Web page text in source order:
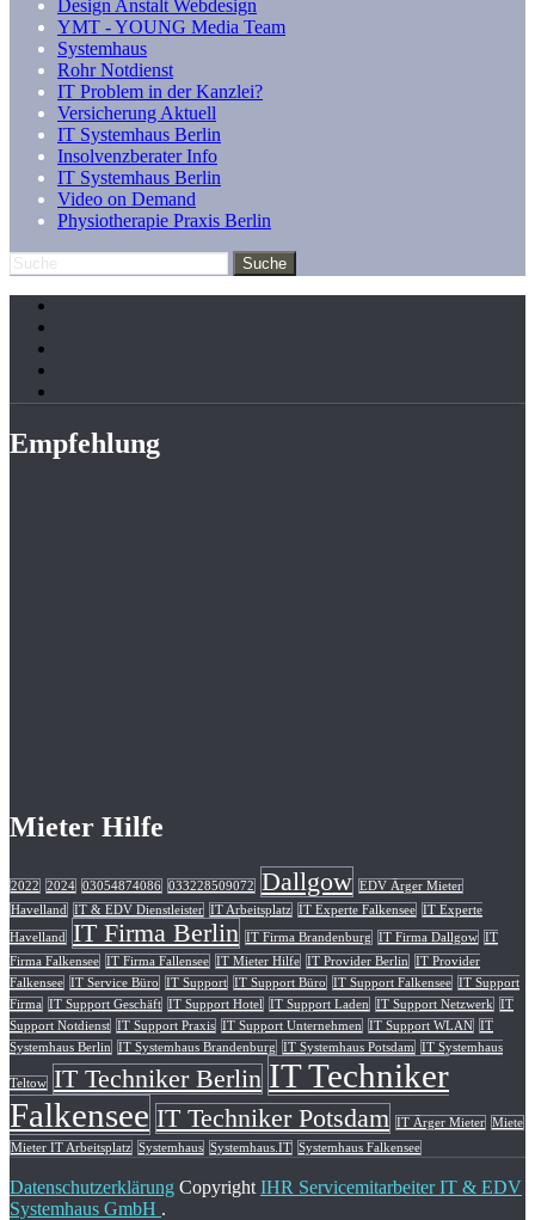
Design Anstalt Webdesign
YMT - YOUNG Media Team
Systemhaus
Rohr Notdienst
IT Problem in der Kanzlei?
Versicherung Aktuell
IT Systemhaus Berlin
Insolvenzberater Info
IT Systemhaus Berlin
Video on Demand
Physiotherapie Praxis Berlin
Empfehlung
Mieter Hilfe
2022 2024 03054874086 033228509072 Dallgow EDV Ärger Mieter
Havelland
IT & EDV Dienstleister IT Arbeitsplatz IT Experte Falkensee IT Experte
Havelland IT Firma Berlin IT Firma Brandenburg IT Firma Dallgow IT
Firma Falkensee IT Firma Fallensee IT Mieter Hilfe IT Provider Berlin
IT Provider
Falkensee IT Service Büro IT Support IT Support Büro IT Support Falkensee IT Support
Firma
IT Support Geschäft IT Support Hotel IT Support Laden IT Support Netzwerk
IT
Support Notdienst IT Support Praxis IT Support Unternehmen IT Support WLAN IT
Systemhaus Berlin
IT Systemhaus Brandenburg IT Systemhaus Potsdam IT Systemhaus
Teltow IT Techniker Berlin IT Techniker
Falkensee IT Techniker Potsdam IT Ärger Mieter Miete
Mieter IT Arbeitsplatz Systemhaus Systemhaus.IT Systemhaus Falkensee
Datenschutzerklärung Copyright IHR Servicemitarbeiter IT & EDV
Systemhaus GmbH .